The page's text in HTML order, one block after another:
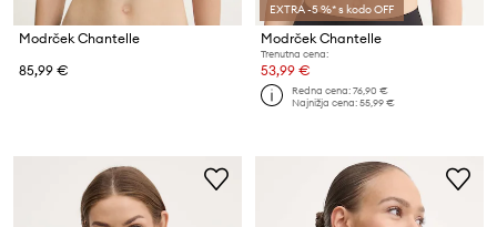
Modrček Chantelle
85,99 €
EXTRA -5 %* s kodo OFF
Modrček Chantelle
Trenutna cena:
53,99 €
Redna cena:76,90 €
Najnižja cena:55,99 €